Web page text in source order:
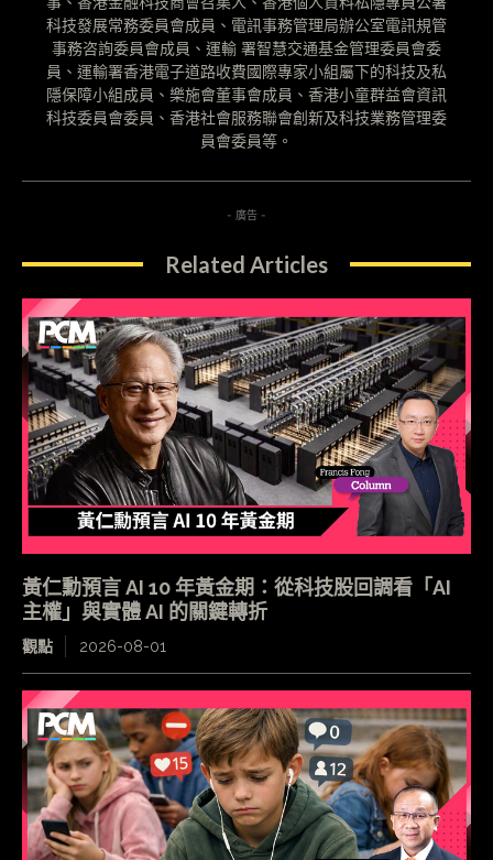
科技發展常務委員會成員、電訊事務管理局辦公室電訊規管
事務咨詢委員會成員、運輸 署智慧交通基金管理委員會委
員、運輸署香港電子道路收費國際專家小組屬下的科技及私
隱保障小組成員、樂施會董事會成員、香港小童群益會資訊
科技委員會委員、香港社會服務聯會創新及科技業務管理委
員會委員等。
- 廣告 -
Related Articles
黃仁勳預言 AI 10 年黃金期：從科技股回調看「AI
主權」與實體 AI 的關鍵轉折
觀點 2026-08-01